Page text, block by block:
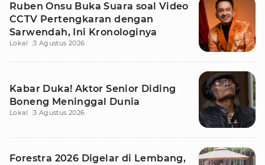
Ruben Onsu Buka Suara soal Video
CCTV Pertengkaran dengan
Sarwendah, Ini Kronologinya
Lokal 3 Agustus 2026
Kabar Duka! Aktor Senior Diding
Boneng Meninggal Dunia
Lokal 3 Agustus 2026
Forestra 2026 Digelar di Lembang,